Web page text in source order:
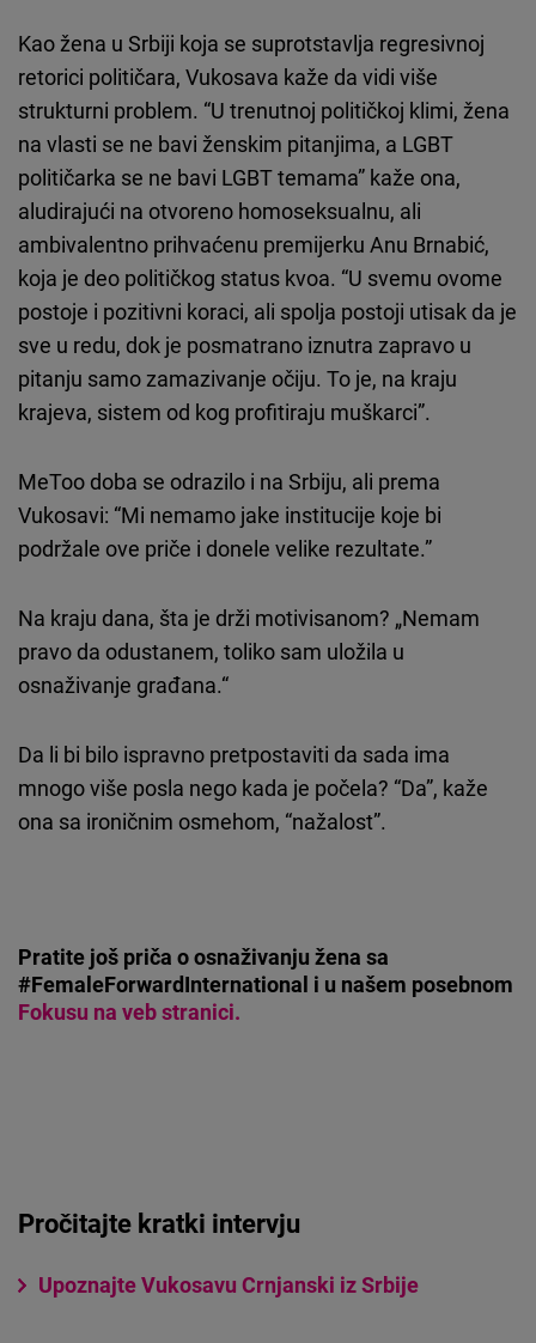
Kao žena u Srbiji koja se suprotstavlja regresivnoj
retorici političara, Vukosava kaže da vidi više
strukturni problem. “U trenutnoj političkoj klimi, žena
na vlasti se ne bavi ženskim pitanjima, a LGBT
političarka se ne bavi LGBT temama” kaže ona,
aludirajući na otvoreno homoseksualnu, ali
ambivalentno prihvaćenu premijerku Anu Brnabić,
koja je deo političkog status kvoa. “U svemu ovome
postoje i pozitivni koraci, ali spolja postoji utisak da je
sve u redu, dok je posmatrano iznutra zapravo u
pitanju samo zamazivanje očiju. To je, na kraju
krajeva, sistem od kog profitiraju muškarci”.
MeToo doba se odrazilo i na Srbiju, ali prema
Vukosavi: “Mi nemamo jake institucije koje bi
podržale ove priče i donele velike rezultate.”
Na kraju dana, šta je drži motivisanom? „Nemam
pravo da odustanem, toliko sam uložila u
osnaživanje građana.“
Da li bi bilo ispravno pretpostaviti da sada ima
mnogo više posla nego kada je počela? “Da”, kaže
ona sa ironičnim osmehom, “nažalost”.
Pratite još priča o osnaživanju žena sa
#FemaleForwardInternational i u našem posebnom
Fokusu na veb stranici.
Pročitajte kratki intervju
Upoznajte Vukosavu Crnjanski iz Srbije